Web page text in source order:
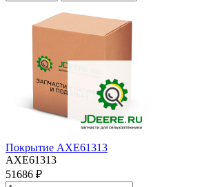
Покрытие AXE61313
AXE61313
51686 ₽